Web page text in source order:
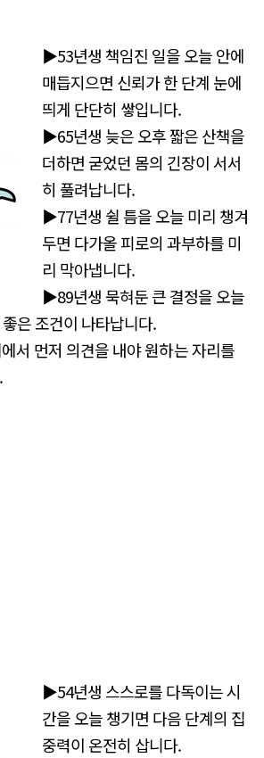
▶53년생 책임진 일을 오늘 안에
매듭지으면 신뢰가 한 단계 눈에
띄게 단단히 쌓입니다.
▶65년생 늦은 오후 짧은 산책을
더하면 굳었던 몸의 긴장이 서서
히 풀려납니다.
▶77년생 쉴 틈을 오늘 미리 챙겨
두면 다가올 피로의 과부하를 미
리 막아냅니다.
▶89년생 묵혀둔 큰 결정을 오늘
은 조건이 나타납니다.
서 먼저 의견을 내야 원하는 자리를
▶54년생 스스로를 다독이는 시
간을 오늘 챙기면 다음 단계의 집
중력이 온전히 삽니다.